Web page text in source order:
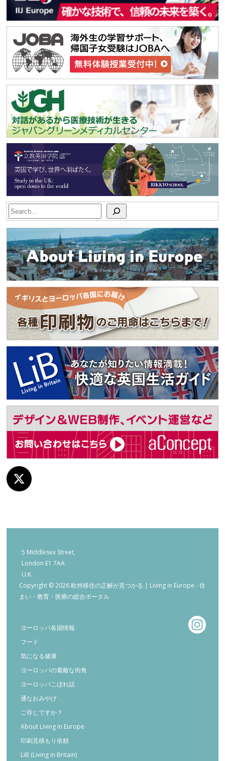
Search
5 Middlesex Street,
London E1 7AA
U.K.
Copyright © 2026 欧州移住の正解が見つかる | Living in Europe - 住
まい・教育・医療の総合ポータル
ヨーロッパ各国情報
フード
気になる健康
ヨーロッパの素敵な街角
ヨーロッパこぼれ話
通なおみやげ
ご存じですか？
About Living in Europe
印刷見積もり依頼
LiB (Living in Britain)